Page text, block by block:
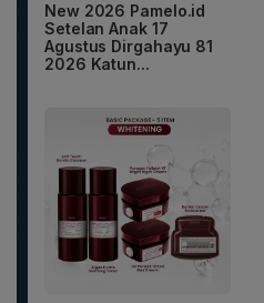
New 2026 Pamelo.id
Setelan Anak 17
Agustus Dirgahayu 81
2026 Katun...